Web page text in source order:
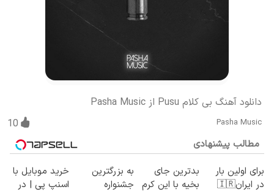
دانلود آهنگ بی کلام Pusu از Pasha Music
Pasha Music
10
مطالب پیشنهادی
برای اولین بار
در ایران🇮🇷
بدترین جای
بخیه با این کرم
به بزرگترین
جشنواره
خرید موبایل با
اسنپ پی | در